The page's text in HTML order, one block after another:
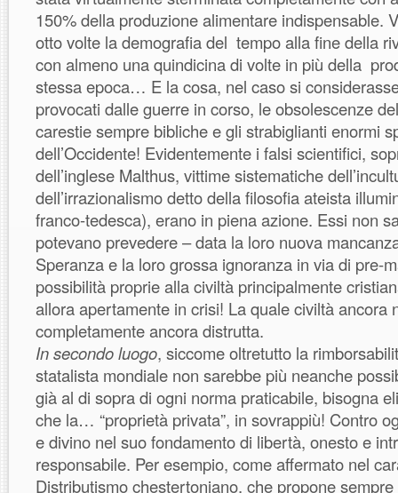
150% della produzione alimentare indispensable.
otto volte la demografia del tempo alla fine della
con almeno una quindicina di volte in più della
stessa epoca… E la cosa, nel caso si
provocati dalle guerre in corso, le obsolescenze
carestie sempre bibliche e gli strabiglianti enormi
dell’Occidente! Evidentemente i falsi scientifici,
dell’inglese Malthus, vittime sistematiche
dell’irrazionalismo detto della filosofia ateista
franco-tedesca), erano in piena azione. Essi non
potevano prevedere – data la loro nuova
Speranza e la loro grossa ignoranza in via di pre-
possibilità proprie alla civiltà principalmente
allora apertamente in crisi! La quale civiltà ancora
completamente ancora distrutta.
In secondo luogo, siccome oltretutto la
statalista mondiale non sarebbe più neanche
già al di sopra di ogni norma praticabile, bisogna
che la… “proprietà privata”, in sovrappiù! Contro
e divino nel suo fondamento di libertà, onesto e
responsabile. Per esempio, come affermato nel
Distributismo chestertoniano, che propone